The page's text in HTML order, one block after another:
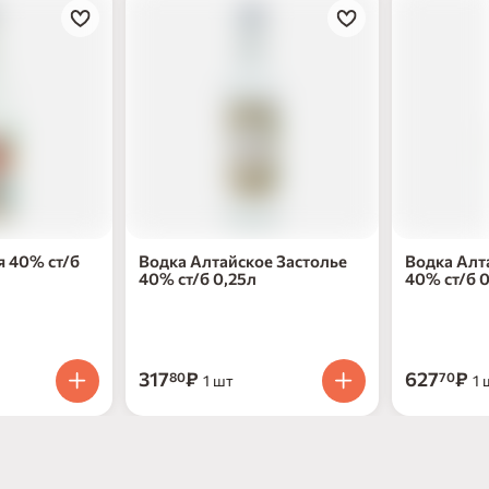
40% ст/б
Водка Алтайское Застолье
40% ст/б 0,25л
31780₽ 1 шт
Водка Алтайское Застолье
40% ст/б
62770₽ 1